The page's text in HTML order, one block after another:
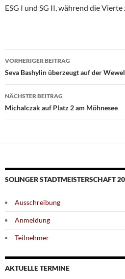
ESG I und SG II, während die
Beitragsnavigation
VORHERIGER BEITRAG
Seva Bashylin überzeugt auf der
NÄCHSTER BEITRAG
Michalczak auf Platz 2 am Möhnesee
SOLINGER STADTMEISTERSCHAFT
Ausschreibung
Anmeldung
Teilnehmer
AKTUELLE TERMINE